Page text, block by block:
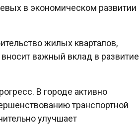
в экономическом развитии
жилых кварталов,
важный вклад в развитие
В городе активно
транспортной
улучшает